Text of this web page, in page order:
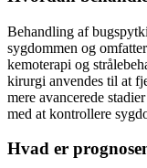
Behandling af
sygdommen og
kemoterapi og
kirurgi anvendes til at
mere avancerede
med at kontrollere
Hvad er